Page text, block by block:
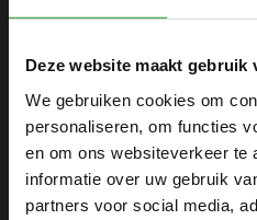
Deze website maakt gebruik
We gebruiken cookies om
personaliseren, om functies
en om ons websiteverkeer te
informatie over uw gebruik
partners voor social media,
Webshop
1433